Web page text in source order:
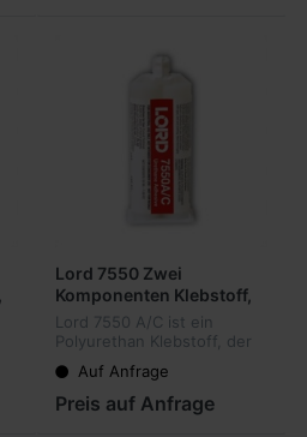
Lord 7550 Zwei
Komponenten Klebstoff,
3-5 Minuten Offene Zeit
Lord 7550 A/C ist ein
Polyurethan Klebstoff, der
Komposit Verklebung
verwendet wird. Eine
kristallklare Flüssigkeit, die
Auf Anfrage
Preis auf Anfrage